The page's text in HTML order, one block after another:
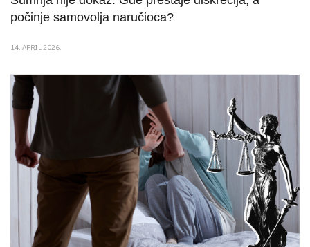
počinje samovolja naručioca?
14. APRIL 2026.